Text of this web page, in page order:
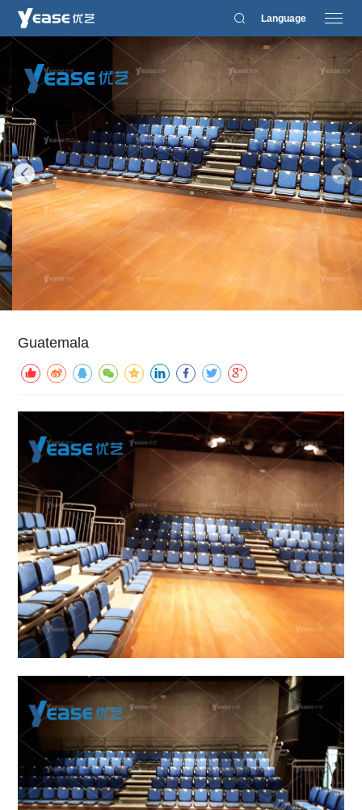
Language
Guatemala